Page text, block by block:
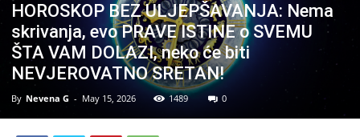
HOROSKOP BEZ ULJEPŠAVANJA: Nema
skrivanja, evo PRAVE ISTINE o SVEMU
ŠTA VAM DOLAZI, neko će biti
NEVJEROVATNO SRETAN!
By Nevena G - May 15, 2026 1489 0